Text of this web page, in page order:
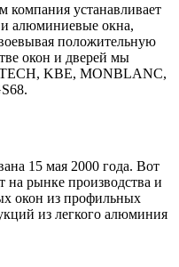
устанавливает
и алюминиевые окна,
положительную
окон и дверей мы
KBE, MONBLANC,
15 мая 2000 года. Вот
на рынке производства и
окон из профильных
из легкого алюминия